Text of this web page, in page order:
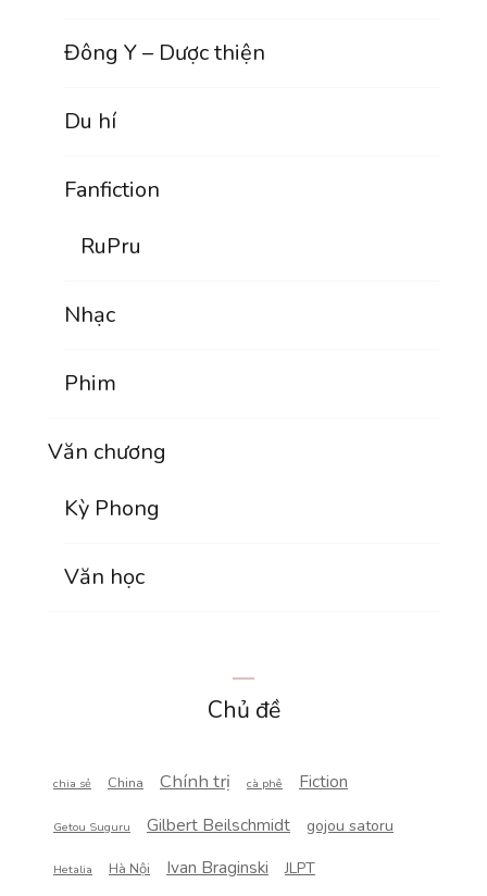
Đông Y – Dược thiện
Du hí
Fanfiction
RuPru
Nhạc
Phim
Văn chương
Kỳ Phong
Văn học
Chủ đề
chia sẻ China Chính trị cà phê Fiction
Getou Suguru Gilbert Beilschmidt gojou satoru
Hetalia Hà Nội Ivan Braginski JLPT